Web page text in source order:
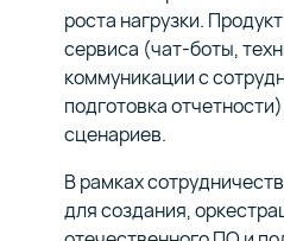
роста нагрузки.
сервиса (чат-боты,
коммуникации с
подготовка
сценариев.
В рамках
для создания,